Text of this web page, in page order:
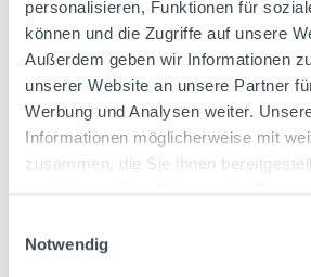
personalisieren, Funktionen für
können und die Zugriffe auf unsere
Außerdem geben wir Informationen
unserer Website an unsere Partner
Werbung und Analysen weiter.
Informationen möglicherweise mit
zusammen, die Sie ihnen
Notwendig
Average rating of 4.8 out of 5 stars
Café Oriental 0,5l 21,5 % Vol.
Content:0.5 Liter (€16.58 / 1 Liter)
Regular price:
€8.29